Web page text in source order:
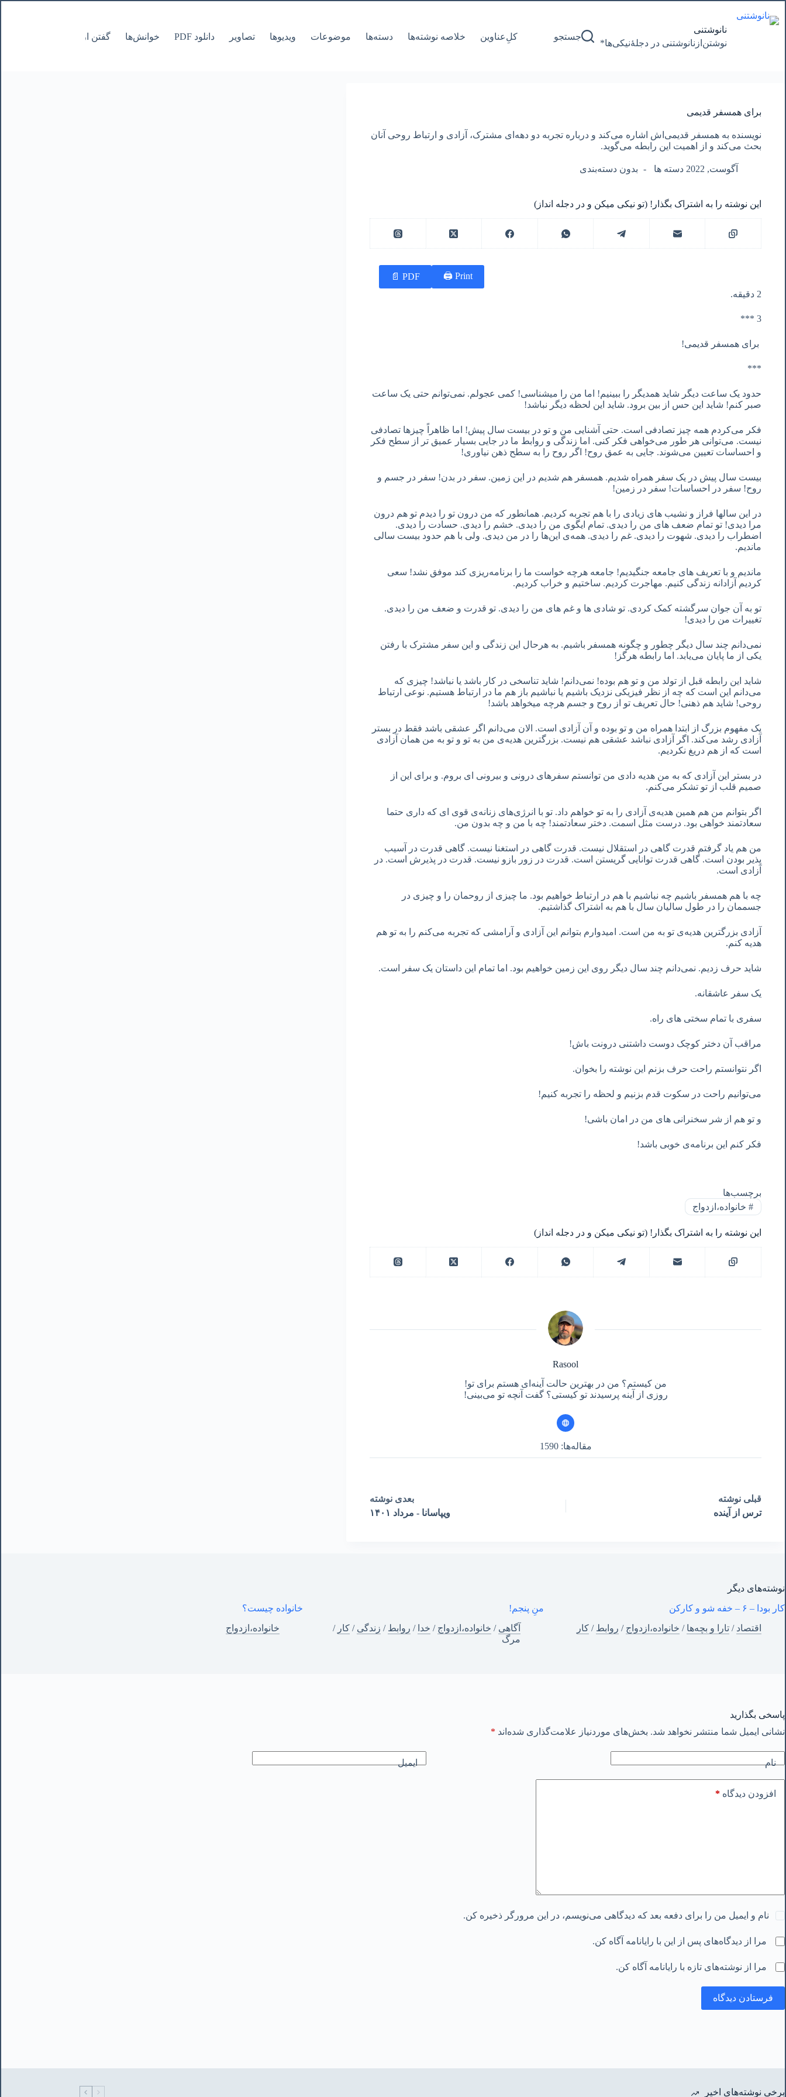
به
محتوا
نانوشتنی
نوشتن‌از‌نانوشتنی‌ در‌ دجلۀنیکی‌ها*
جستجو کل‌ِعناوین خلاصه نوشته‌ها دسته‌ها موضوعات ویدیوها تصاویر دانلود PDF خوانش‌ها گفتن از نانوشتنی
برای همسفر قدیمی
نویسنده به همسفر قدیمی‌اش اشاره می‌کند و درباره تجربه دو دهه‌ای مشترک، آزادی و ارتباط روحی آنان
بحث می‌کند و از اهمیت این رابطه می‌گوید.
آگوست, 2022 دسته ها بدون دسته‌بندی
این نوشته را به اشتراک بگذار! (تو نیکی میکن و در دجله انداز)
Print 🖨
PDF 📄
2 دقیقه.
3 ***
برای همسفر قدیمی!
***
حدود یک ساعت دیگر شاید همدیگر را ببینیم! اما من را میشناسی! کمی عجولم. نمی‌توانم حتی یک ساعت
صبر کنم! شاید این حس از بین برود. شاید این لحظه دیگر نباشد!
فکر می‌کردم همه چیز تصادفی است. حتی آشنایی من و تو در بیست سال پیش! اما ظاهراً چیزها تصادفی
نیست. می‌توانی هر طور می‌خواهی فکر کنی. اما زندگی و روابط ما در جایی بسیار عمیق تر از سطح فکر
و احساسات تعیین می‌شوند. جایی به عمق روح! اگر روح را به سطح ذهن نیاوری!
بیست سال پیش در یک سفر همراه شدیم. همسفر هم شدیم در این زمین. سفر در بدن! سفر در جسم و
روح! سفر در احساسات! سفر در زمین!
در این سالها فراز و نشیب های زیادی را با هم تجربه کردیم. همانطور که من درون تو را دیدم تو هم درون
مرا دیدی! تو تمام ضعف های من را دیدی. تمام ایگوی من را دیدی. خشم را دیدی. حسادت را دیدی.
اضطراب را دیدی. شهوت را دیدی. غم را دیدی. همه‌ی این‌ها را در من دیدی. ولی با هم حدود بیست سالی
ماندیم.
ماندیم و با تعریف های جامعه جنگیدیم! جامعه هرچه خواست ما را برنامه‌ریزی کند موفق نشد! سعی
کردیم آزادانه زندگی کنیم. مهاجرت کردیم. ساختیم و خراب کردیم.
تو به آن جوان سرگشته کمک کردی. تو شادی ها و غم های من را دیدی. تو قدرت و ضعف من را دیدی.
تغییرات من را دیدی!
نمی‌دانم چند سال دیگر چطور و چگونه همسفر باشیم. به هرحال این زندگی و این سفر مشترک با رفتن
یکی از ما پایان می‌یابد. اما رابطه هرگز!
شاید این رابطه قبل از تولد من و تو هم بوده! نمی‌دانم! شاید تناسخی در کار باشد یا نباشد! چیزی که
می‌دانم این است که چه از نظر فیزیکی نزدیک باشیم یا نباشیم باز هم ما در ارتباط هستیم. نوعی ارتباط
روحی! شاید هم ذهنی! حال تعریف تو از روح و جسم هرچه میخواهد باشد!
یک مفهوم بزرگ از ابتدا همراه من و تو بوده و آن آزادی است. الان می‌دانم اگر عشقی باشد فقط در بستر
آزادی رشد می‌کند. اگر آزادی نباشد عشقی هم نیست. بزرگترین هدیه‌ی من به تو و تو به من همان آزادی
است که از هم دریغ نکردیم.
در بستر این آزادی که به من هدیه دادی من توانستم سفرهای درونی و بیرونی ای بروم. و برای این از
صمیم قلب از تو تشکر می‌کنم.
اگر بتوانم من هم همین هدیه‌ی آزادی را به تو خواهم داد. تو با انرژی‌های زنانه‌ی قوی ای که داری حتما
سعادتمند خواهی بود. درست مثل اسمت. دختر سعادتمند! چه با من و چه بدون من.
من هم یاد گرفتم قدرت گاهی در استقلال نیست. قدرت گاهی در استغنا نیست. گاهی قدرت در آسیب
پذیر بودن است. گاهی قدرت توانایی گریستن است. قدرت در زور بازو نیست. قدرت در پذیرش است. در
آزادی است.
چه با هم همسفر باشیم چه نباشیم با هم در ارتباط خواهیم بود. ما چیزی از روحمان را و چیزی در
جسممان را در طول سالیان سال با هم به اشتراک گذاشتیم.
آزادی بزرگترین هدیه‌ی تو به من است. امیدوارم بتوانم این آزادی و آرامشی که تجربه می‌کنم را به تو هم
هدیه کنم.
شاید حرف زدیم. نمی‌دانم چند سال دیگر روی این زمین خواهیم بود. اما تمام این داستان یک سفر است.
یک سفر عاشقانه.
سفری با تمام سختی های راه.
مراقب آن دختر کوچک دوست داشتنی درونت باش!
اگر نتوانستم راحت حرف بزنم این نوشته را بخوان.
می‌توانیم راحت در سکوت قدم بزنیم و لحظه را تجربه کنیم!
و تو هم از شر سخنرانی های من در امان باشی!
فکر کنم این برنامه‌ی خوبی باشد!
برچسب‌ها
#خانواده،ازدواج
این نوشته را به اشتراک بگذار! (تو نیکی میکن و در دجله انداز)
Rasool
من کیستم؟ من در بهترین حالت آینه‌ای هستم برای تو!
روزی از آینه پرسیدند تو کیستی؟ گفت آنچه تو می‌بینی!
مقاله‌ها: 1590
قبلی نوشته
ترس از آینده
بعدی نوشته
ویپاسانا - مرداد ١۴٠١
نوشته‌های‌ دیگر
کار بودا – ۶ – خفه شو و کارکن
اقتصاد / تارا و بچه‌ها / خانواده،ازدواج / روابط / کار
منِ پنجم!
آگاهی / خانواده،ازدواج / خدا / روابط / زندگی / کار /
مرگ
خانواده چیست؟
خانواده،ازدواج
پاسخی بگذارید
نشانی ایمیل شما منتشر نخواهد شد. بخش‌های موردنیاز علامت‌گذاری شده‌اند *
نام ایمیل
افزودن دیدگاه *
نام و ایمیل من را برای دفعه بعد که دیدگاهی می‌نویسم، در این مرورگر ذخیره کن.
مرا از دیدگاه‌های پس از این با رایانامه آگاه کن.
مرا از نوشته‌های تازه با رایانامه آگاه کن.
فرستادن دیدگاه
برخی نوشته‌های اخیر